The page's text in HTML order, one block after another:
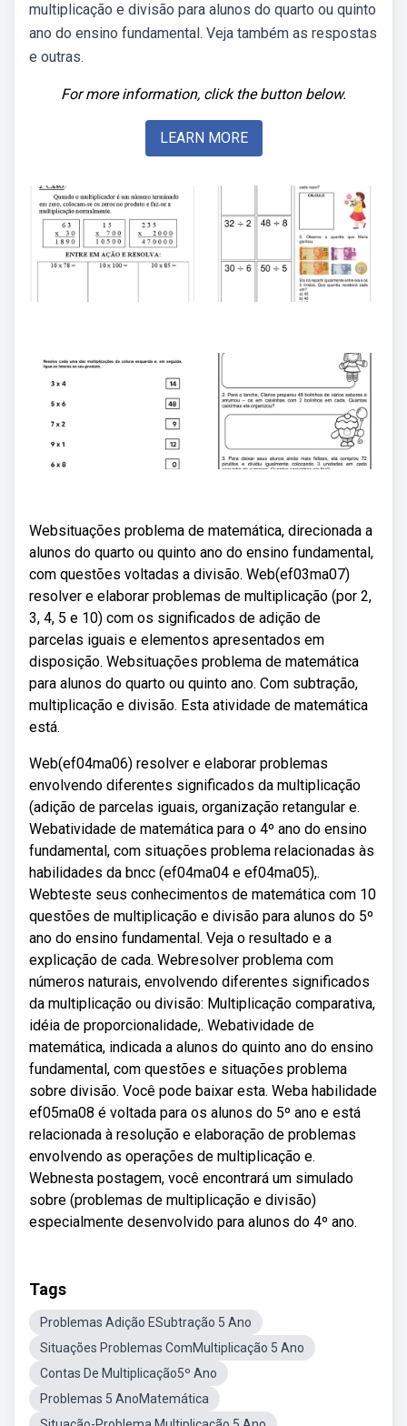
multiplicação e divisão para alunos do quarto ou quinto
ano do ensino fundamental. Veja também as respostas
e outras.
For more information, click the button below.
LEARN MORE
Websituações problema de matemática, direcionada a
alunos do quarto ou quinto ano do ensino fundamental,
com questões voltadas a divisão. Web(ef03ma07)
resolver e elaborar problemas de multiplicação (por 2,
3, 4, 5 e 10) com os significados de adição de
parcelas iguais e elementos apresentados em
disposição. Websituações problema de matemática
para alunos do quarto ou quinto ano. Com subtração,
multiplicação e divisão. Esta atividade de matemática
está.
Web(ef04ma06) resolver e elaborar problemas
envolvendo diferentes significados da multiplicação
(adição de parcelas iguais, organização retangular e.
Webatividade de matemática para o 4º ano do ensino
fundamental, com situações problema relacionadas às
habilidades da bncc (ef04ma04 e ef04ma05),.
Webteste seus conhecimentos de matemática com 10
questões de multiplicação e divisão para alunos do 5º
ano do ensino fundamental. Veja o resultado e a
explicação de cada. Webresolver problema com
números naturais, envolvendo diferentes significados
da multiplicação ou divisão: Multiplicação comparativa,
idéia de proporcionalidade,. Webatividade de
matemática, indicada a alunos do quinto ano do ensino
fundamental, com questões e situações problema
sobre divisão. Você pode baixar esta. Weba habilidade
ef05ma08 é voltada para os alunos do 5º ano e está
relacionada à resolução e elaboração de problemas
envolvendo as operações de multiplicação e.
Webnesta postagem, você encontrará um simulado
sobre (problemas de multiplicação e divisão)
especialmente desenvolvido para alunos do 4º ano.
Tags
Problemas Adição ESubtração 5 Ano
Situações Problemas ComMultiplicação 5 Ano
Contas De Multiplicação5º Ano
Problemas 5 AnoMatemática